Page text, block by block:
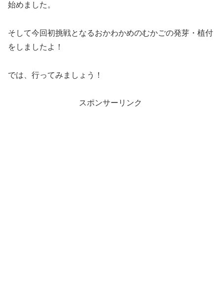
始めました。
そして今回初挑戦となるおかわかめのむかごの発芽・植付
をしましたよ！
では、行ってみましょう！
スポンサーリンク